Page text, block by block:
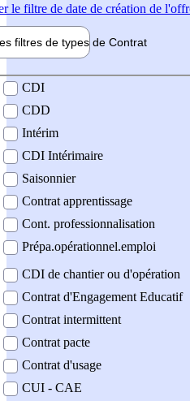
le filtre de date de création de
filtres de types de Contrat
contrat
CDI
CDD
Intérim
CDI Intérimaire
Saisonnier
Contrat apprentissage
Cont. professionnalisation
Prépa.opérationnel.emploi
CDI de chantier ou d'opération
Contrat d'Engagement Educatif
Contrat intermittent
Contrat pacte
Contrat d'usage
CUI - CAE